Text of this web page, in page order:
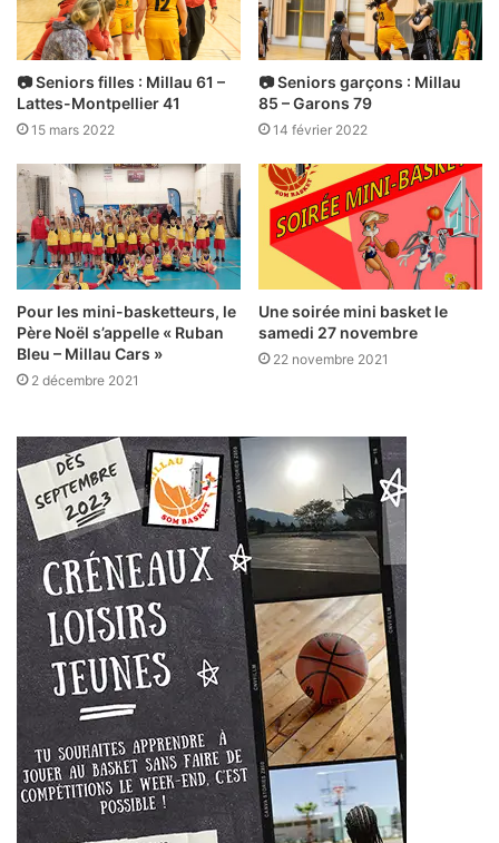
📷 Seniors filles : Millau 61 –
Lattes-Montpellier 41
15 mars 2022
📷 Seniors garçons : Millau
85 – Garons 79
14 février 2022
Pour les mini-basketteurs, le
Père Noël s’appelle « Ruban
Bleu – Millau Cars »
2 décembre 2021
Une soirée mini basket le
samedi 27 novembre
22 novembre 2021